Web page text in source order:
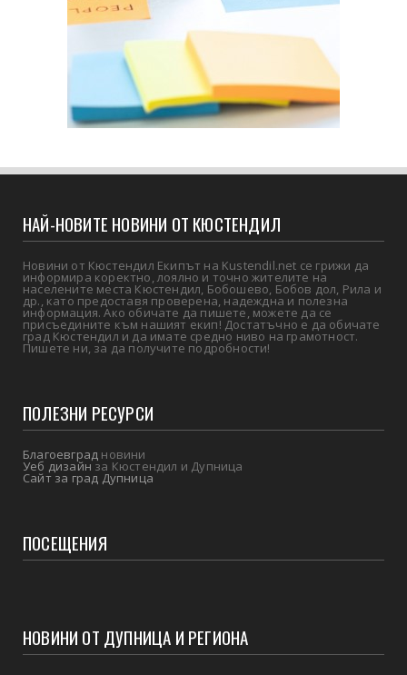
НАЙ-НОВИТЕ НОВИНИ ОТ КЮСТЕНДИЛ
Новини от Кюстендил Екипът на Kustendil.net се грижи да
информира коректно, лоялно и точно жителите на
населените места Кюстендил, Бобошево, Бобов дол, Рила и
др., като предоставя проверена, надеждна и полезна
информация. Ако обичате да пишете, можете да се
присъедините към нашият екип! Достатъчно е да обичате
град Кюстендил и да имате средно ниво на грамотност.
Пишете ни, за да получите подробности!
ПОЛЕЗНИ РЕСУРСИ
Благоевград новини
Уеб дизайнза Кюстендил и Дупница
Сайт за град Дупница
ПОСЕЩЕНИЯ
НОВИНИ ОТ ДУПНИЦА И РЕГИОНА